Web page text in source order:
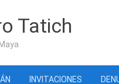
Tatich
INVITACIONES